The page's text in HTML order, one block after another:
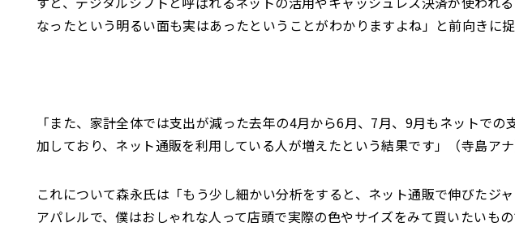
なったという明るい面も実はあったということがわかりますよね」と前向きに捉
「また、家計全体では支出が減った去年の4月から6月、7月、9月もネットでの
加しており、ネット通販を利用している人が増えたという結果です」（寺島アナ
これについて森永氏は「もう少し細かい分析をすると、ネット通販で伸びたジ
アパレルで、僕はおしゃれな人って店頭で実際の色やサイズをみて買いたいも